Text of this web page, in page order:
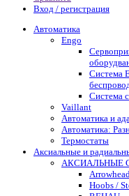
Вход / регистрация
Автоматика
Engo
Система
Система
Vaillant
Автоматика и
Автоматика:
Термостаты
Аксиальные и
АКСИАЛЬНЫЕ
Arrowhead
Hoobs /